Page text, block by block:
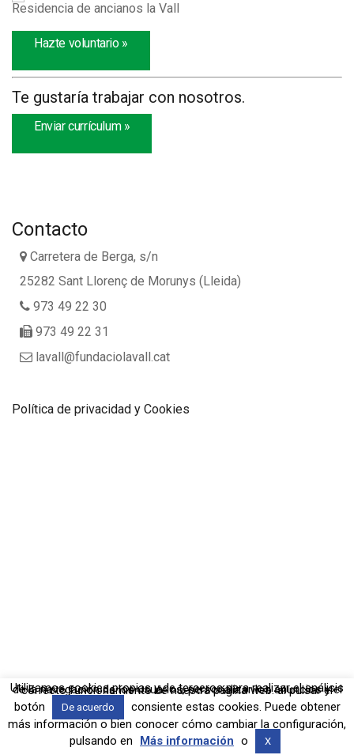
Residencia de ancianos la Vall
Hazte voluntario »
Te gustaría trabajar con nosotros.
Enviar currículum »
Contacto
Carretera de Berga, s/n
25282 Sant Llorenç de Morunys (Lleida)
973 49 22 30
973 49 22 31
lavall@fundaciolavall.cat
Política de privacidad y Cookies
tecnoitic.net
Utilizamos cookies propias y de terceros para realizar el análisis de la navegación de los usuarios, personalizar los anuncios y el correcto funcionamiento de nuestra página web. al pulsar el
botón
De acuerdo
consiente estas cookies. Puede obtener
más información o bien conocer cómo cambiar la configuración,
pulsando en
Más información o X